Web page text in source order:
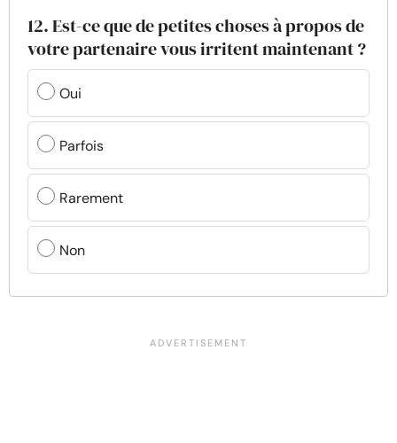
12. Est-ce que de petites choses à propos de
votre partenaire vous irritent maintenant ?
Oui
Parfois
Rarement
Non